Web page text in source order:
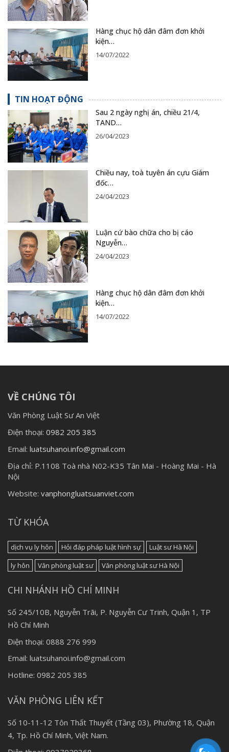
Hàng chục hộ dân đâm đơn khởi
kiện…
14/07/2022
TIN HOẠT ĐỘNG
Sau 2 ngày nghị án, chiều 21/4,
TAND…
26/04/2023
Chiều nay, toà tuyên án cựu Giám
đốc…
24/04/2023
Luận cứ bào chữa cho bị cáo
Nguyễn…
24/04/2023
Hàng chục hộ dân đâm đơn khởi
kiện…
14/07/2022
VỀ CHÚNG TÔI
Văn Phòng Luật Sư An Việt
Điện thoại: 0982 205 385
Email: luatsuhanoi.info@gmail.com
Địa chỉ: P.1108 Toà nhà N02-K35 Tân Mai - Hoàng Mai - Hà
Nội
Website: vanphongluatsuanviet.com
TỪ KHÓA
dịch vụ ly hôn Hỏi đáp pháp luật hình sự
Luật sư Hà Nội
ly hôn
Văn phòng luật sư Văn phòng luật sư Hà Nội
CHI NHÁNH HỒ CHÍ MINH
Số 245/10B, Nguyễn Trãi, P. Nguyễn Cư Trinh, Quận 1, TP
Hồ Chí Minh
Điện thoại: 0888 276 999
Email: luatsuhanoi.info@gmail.com
Hotline: 0982 205 385
VĂN PHÒNG LIÊN KẾT
Số 10-11-12 Tôn Thất Thuyết (Tầng 03), Phường 18, Quận
4, Tp. Hồ Chí Minh, Việt Nam.